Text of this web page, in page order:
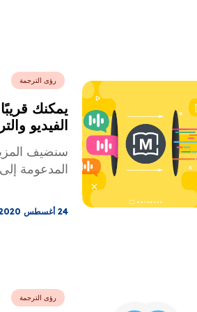
منتجاتها
والاستيعاب
توطين.
رؤى الترجمة
يمكنك
الفيديو
MotaWord!
سنضيف
المدعومة إلى
24 أغسطس 2020
رؤى الترجمة